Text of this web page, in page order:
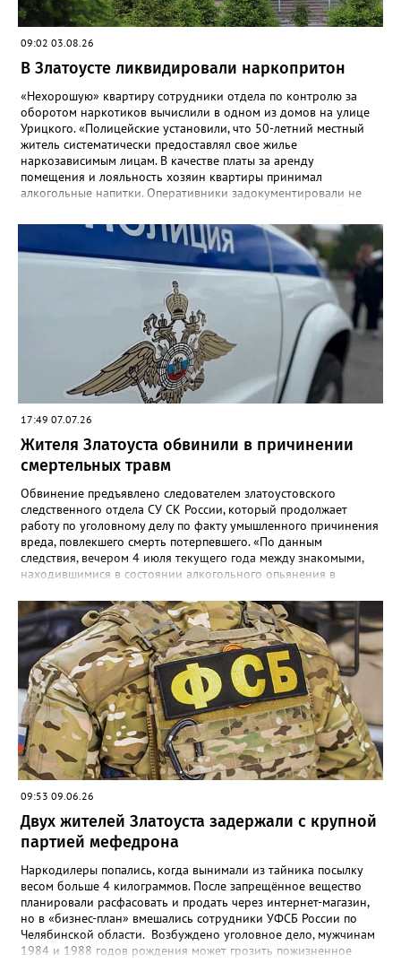
09:02 03.08.26
В Златоусте ликвидировали наркопритон
«Нехорошую» квартиру сотрудники отдела по контролю за
оборотом наркотиков вычислили в одном из домов на улице
Урицкого. «Полицейские установили, что 50-летний местный
житель систематически предоставлял свое жилье
наркозависимым лицам. В качестве платы за аренду
помещения и лояльность хозяин квартиры принимал
алкогольные напитки. Оперативники задокументировали не
в златоустовском ОМВД. Хозяина притона задержали, он стал
фигурантом уголовного дела.
17:49 07.07.26
Жителя Златоуста обвинили в причинении
смертельных травм
Обвинение предъявлено следователем златоустовского
следственного отдела СУ СК России, который продолжает
работу по уголовному делу по факту умышленного причинения
вреда, повлекшего смерть потерпевшего. «По данным
следствия, вечером 4 июля текущего года между знакомыми,
находившимися в состоянии алкогольного опьянения в
произошёл конфликт, в ходе которого обвиняемый нанёс не
менее двух ударов ножом в область бедра 35-летнего
потерпевшего. Смерть мужчины наступила от полученных
телесных повреждений на месте происшествия», - сообщили в
СК. Агрессора при попытке скрыться задержали сотрудники
отдельной роты патрульно-постовой службы. Сейчас назначен
комплекс судебных экспертиз, следствие планирует просить
суд заключить фигуранта уголовного дела под стражу.
09:53 09.06.26
Двух жителей Златоуста задержали с крупной
партией мефедрона
Наркодилеры попались, когда вынимали из тайника посылку
весом больше 4 килограммов. После запрещённое вещество
планировали расфасовать и продать через интернет-магазин,
но в «бизнес-план» вмешались сотрудники УФСБ России по
Челябинской области. Возбуждено уголовное дело, мужчинам
1984 и 1988 годов рождения может грозить пожизненное